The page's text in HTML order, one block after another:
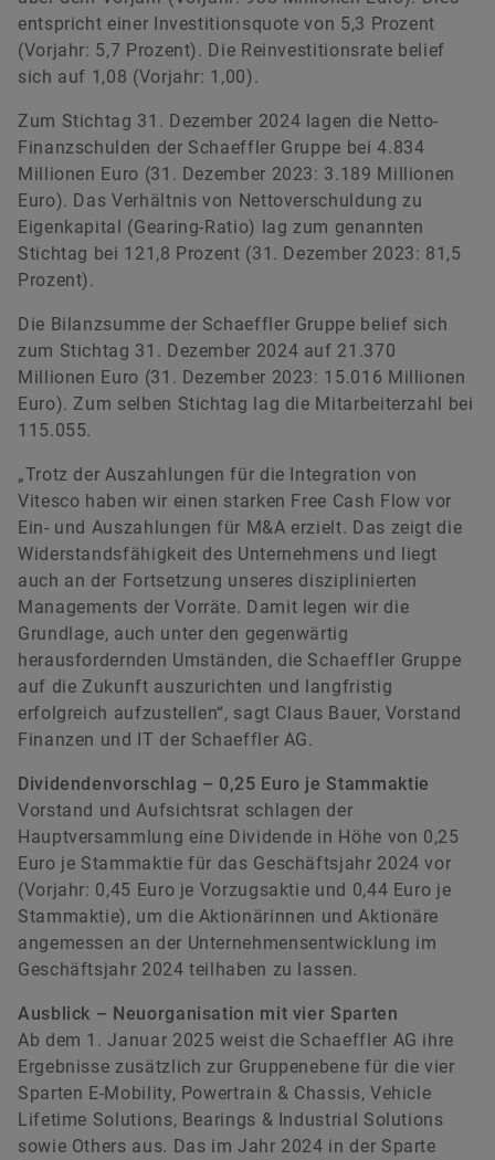
entspricht einer Investitionsquote von 5,3 Prozent
(Vorjahr: 5,7 Prozent). Die Reinvestitionsrate belief
sich auf 1,08 (Vorjahr: 1,00).
Zum Stichtag 31. Dezember 2024 lagen die Netto-
Finanzschulden der Schaeffler Gruppe bei 4.834
Millionen Euro (31. Dezember 2023: 3.189 Millionen
Euro). Das Verhältnis von Nettoverschuldung zu
Eigenkapital (Gearing-Ratio) lag zum genannten
Stichtag bei 121,8 Prozent (31. Dezember 2023: 81,5
Prozent).
Die Bilanzsumme der Schaeffler Gruppe belief sich
zum Stichtag 31. Dezember 2024 auf 21.370
Millionen Euro (31. Dezember 2023: 15.016 Millionen
Euro). Zum selben Stichtag lag die Mitarbeiterzahl bei
115.055.
„Trotz der Auszahlungen für die Integration von
Vitesco haben wir einen starken Free Cash Flow vor
Ein- und Auszahlungen für M&A erzielt. Das zeigt die
Widerstandsfähigkeit des Unternehmens und liegt
auch an der Fortsetzung unseres disziplinierten
Managements der Vorräte. Damit legen wir die
Grundlage, auch unter den gegenwärtig
herausfordernden Umständen, die Schaeffler Gruppe
auf die Zukunft auszurichten und langfristig
erfolgreich aufzustellen“, sagt Claus Bauer, Vorstand
Finanzen und IT der Schaeffler AG.
Dividendenvorschlag – 0,25 Euro je Stammaktie
Vorstand und Aufsichtsrat schlagen der
Hauptversammlung eine Dividende in Höhe von 0,25
Euro je Stammaktie für das Geschäftsjahr 2024 vor
(Vorjahr: 0,45 Euro je Vorzugsaktie und 0,44 Euro je
Stammaktie), um die Aktionärinnen und Aktionäre
angemessen an der Unternehmensentwicklung im
Geschäftsjahr 2024 teilhaben zu lassen.
Ausblick – Neuorganisation mit vier Sparten
Ab dem 1. Januar 2025 weist die Schaeffler AG ihre
Ergebnisse zusätzlich zur Gruppenebene für die vier
Sparten E-Mobility, Powertrain & Chassis, Vehicle
Lifetime Solutions, Bearings & Industrial Solutions
sowie Others aus. Das im Jahr 2024 in der Sparte